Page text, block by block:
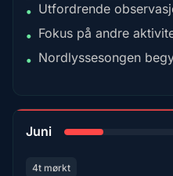
• Utfordrende
• Fokus på andre
• Nordlyssesongen
Juni
4t mørkt